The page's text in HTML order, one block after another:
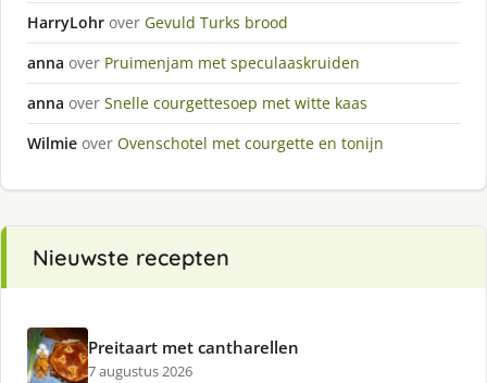
HarryLohr over Gevuld Turks brood
anna over Pruimenjam met speculaaskruiden
anna over Snelle courgettesoep met witte kaas
Wilmie over Ovenschotel met courgette en tonijn
Nieuwste recepten
Preitaart met cantharellen
7 augustus 2026